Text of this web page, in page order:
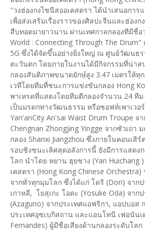
"วงฮ่องกงไชนีสออเคสตรา ได้นำเสนอกา
เพื่อส่งเสริมเรื่องราวของศิลปะจีนและฮ่องก
สืบทอดมายาวนาน ผ่านเทศกาลกลองทีมีชื่อ
World : Connecting Through The
5G ซึ่งได้จัดขึ้นอย่างยิ่งใหญ่ ณ ศูนย์วัฒนธร
ตะวันตก โดยภายในงานได้มีกิจกรรมที่น่าส
กลองสันติภาพขนาดยักษ์สูง 3.47 เมตรให้ทุ
เวทีโดยทีมที่ชนะการแข่งขันกลอง Hong
พาเหรดที่แสดงโดยทีมตีกลองจำนวน 24 ที
เป็นมรดกทางวัฒนธรรม หรือซอฟท์เพาเวอ
Yan'anCity An'sai Waist Drum Troupe
Chengnan Zhongjing Yingge จากซัวเถ
กลอง Shanxi Jiangzhou ซึ่งภายในคอนเสิ
รอบชิงชนะเลิศสุดอลังการนี้ ยังมีการแสดง
โลก นำโดย หยาน ฮุยชาง (Yan Huichang
เคสตรา (Hong Kong Chinese
จากทั่วทุกมุมโลก ซึ่งได้แก่ โดริ (Dori) จาก
เกาหลี, โยสุเกะ โอดะ (Yosuke Oda) จา
(Azaguno) จากประเทศแอฟริกา, แอปบอส
ประเทศอุซเบกิสถาน และแอนโทนี เฟอนันเ
Fernandes) ผู้มีชื่อเสียงด้านกลองระดับโลก